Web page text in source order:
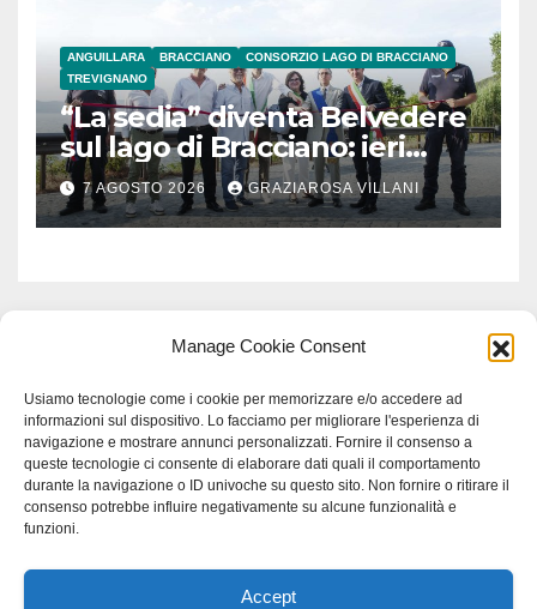
Manage Cookie Consent
Usiamo tecnologie come i cookie per memorizzare e/o accedere ad
informazioni sul dispositivo. Lo facciamo per migliorare l'esperienza di
navigazione e mostrare annunci personalizzati. Fornire il consenso a
queste tecnologie ci consente di elaborare dati quali il comportamento
durante la navigazione o ID univoche su questo sito. Non fornire o ritirare il
consenso potrebbe influire negativamente su alcune funzionalità e
funzioni.
Accept
ANGUILLARA BRACCIANO
CONSORZIO LAGO DI BRACCIANO
TREVIGNANO
“La sedia” diventa Belvedere
sul lago di Bracciano: ieri
l’inaugurazione
7 AGOSTO 2026 GRAZIAROSA VILLANI
Proudly powered by WordPress|Tema: Newspaperex di